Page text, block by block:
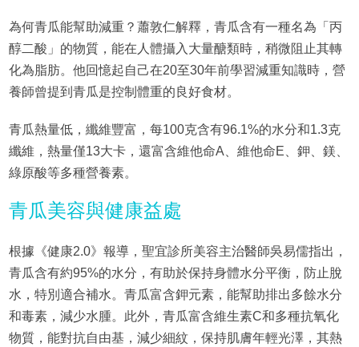
為何青瓜能幫助減重？蕭敦仁解釋，青瓜含有一種名為「丙
醇二酸」的物質，能在人體攝入大量醣類時，稍微阻止其轉
化為脂肪。他回憶起自己在20至30年前學習減重知識時，營
養師曾提到青瓜是控制體重的良好食材。
青瓜熱量低，纖維豐富，每100克含有96.1%的水分和1.3克
纖維，熱量僅13大卡，還富含維他命A、維他命E、鉀、鎂、
綠原酸等多種營養素。
青瓜美容與健康益處
根據《健康2.0》報導，聖宜診所美容主治醫師吳易儒指出，
青瓜含有約95%的水分，有助於保持身體水分平衡，防止脫
水，特別適合補水。青瓜富含鉀元素，能幫助排出多餘水分
和毒素，減少水腫。此外，青瓜富含維生素C和多種抗氧化
物質，能對抗自由基，減少細紋，保持肌膚年輕光澤，其熱